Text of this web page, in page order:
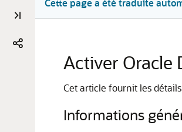
Cette page a été traduite
Activer Oracle
Cet article fournit les
Informations